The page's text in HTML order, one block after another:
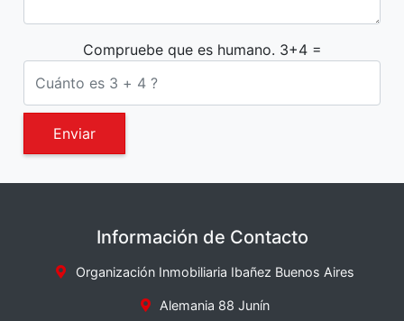
Compruebe que es humano. 3+4 =
Enviar
Información de Contacto
Organización Inmobiliaria Ibañez Buenos Aires
Alemania 88 Junín